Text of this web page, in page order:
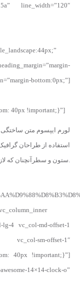
line_width=”120″
bottom:0px;”]
40px !important;}”]
لورم ایپسوم متن ساختگی
استفاده از طراحان
ستون و سطرآنچنان که لازم است و برای شرایط فعلی تکنولوژی.
lg-4 vc_col-md-offset-1
offset-1″
40px !important;}”]
14×14-clock-o”